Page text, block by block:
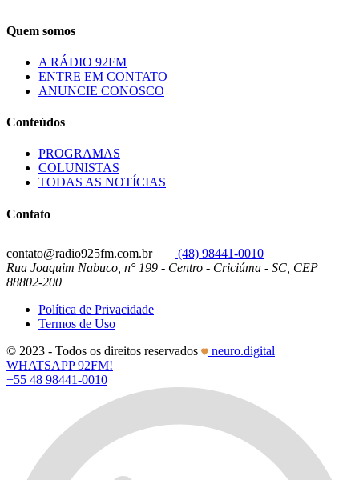
Quem somos
A RÁDIO 92FM
ENTRE EM CONTATO
ANUNCIE CONOSCO
Conteúdos
PROGRAMAS
COLUNISTAS
TODAS AS NOTÍCIAS
Contato
contato@radio925fm.com.br
(48) 98441-0010
Rua Joaquim Nabuco, n° 199 - Centro - Criciúma - SC, CEP
88802-200
Política de Privacidade
Termos de Uso
© 2023 - Todos os direitos reservados
neuro.digital
WHATSAPP 92FM!
+55 48 98441-0010